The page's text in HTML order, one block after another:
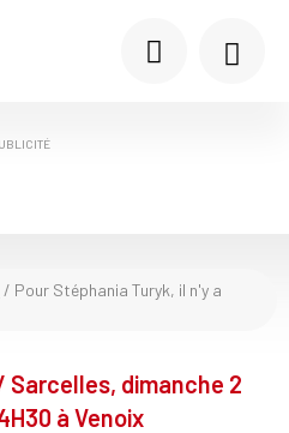
/ Pour Stéphania Turyk, il n'y a
/ Sarcelles, dimanche 2
à Venoix